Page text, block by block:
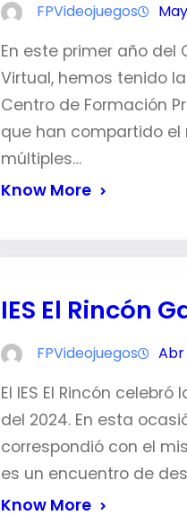
FPVideojuegos
En este primer año del
Virtual, hemos tenido
Centro de Formación
que han compartido
múltiples…
Know More
IES El Rincón
FPVideojuegos Abr
El IES El Rincón
del 2024. En esta
correspondió con el
es un encuentro de
Know More